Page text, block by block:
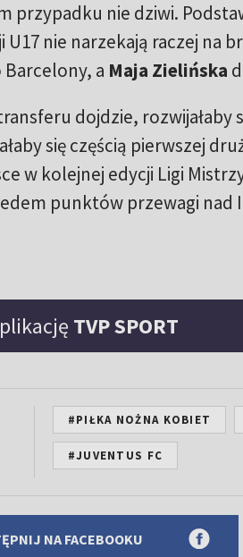
przypadku nie dziwi.
nie narzekają raczej na
Barcelony, a Maja Zielińska
dojdzie, rozwijałaby
się częścią pierwszej
w kolejnej edycji Ligi
punktów przewagi nad
TVP SPORT
#PIŁKA NOŻNA KOBIET
#JUVENTUS FC
NA FACEBOOKU